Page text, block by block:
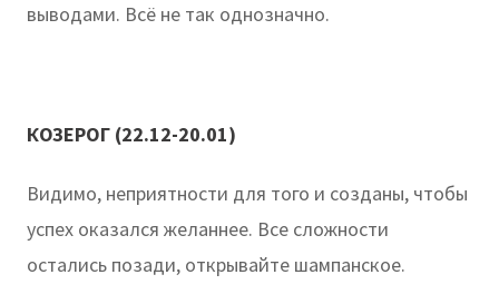
выводами. Всё не так однозначно.
КОЗЕРОГ (22.12-20.01)
Видимо, неприятности для того и созданы, чтобы
успех оказался желаннее. Все сложности
остались позади, открывайте шампанское.